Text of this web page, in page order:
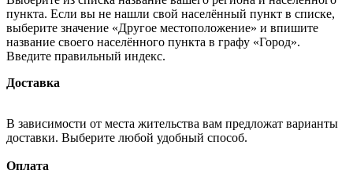
пункта. Если вы не нашли свой населённый пункт в списке,
выберите значение «Другое местоположение» и впишите
название своего населённого пункта в графу «Город».
Введите правильный индекс.
Доставка
В зависимости от места жительства вам предложат варианты
доставки. Выберите любой удобный способ.
Оплата